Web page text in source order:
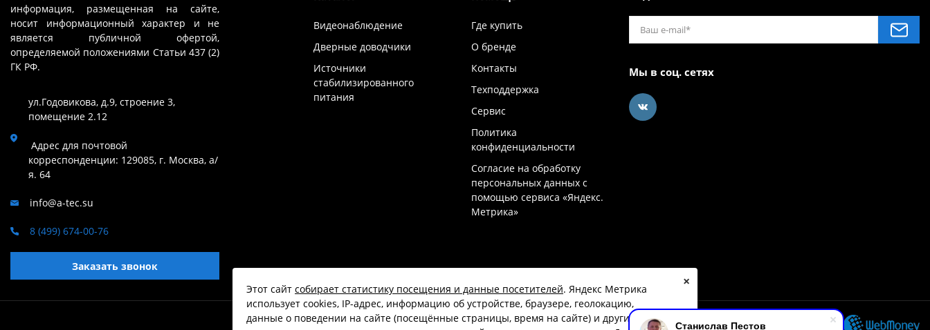
Станислав Пестов
×
Этот сайт собирает статистику посещения и данные посетителей. Яндекс Метрика
использует cookies, IP-адрес, информацию об устройстве, браузере, геолокацию,
данные о поведении на сайте (посещённые страницы, время на сайте) и другие
информация, размещенная на сайте,
носит информационный характер и не
является публичной офертой,
определяемой положениями Статьи 437 (2)
ГК РФ.
ул.Годовикова, д.9, строение 3,
помещение 2.12
Адрес для почтовой
корреспонденции: 129085, г. Москва, а/
я. 64
info@a-tec.su
8 (499) 674-00-76
Заказать звонок
Видеонаблюдение
Дверные доводчики
Источники
стабилизированного
питания
Где купить
О бренде
Контакты
Техподдержка
Сервис
Политика
конфиденциальности
Согласие на обработку
персональных данных с
помощью сервиса «Яндекс.
Метрика»
Мы в соц. сетях